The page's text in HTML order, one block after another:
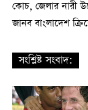
কোচ, জেলার নারী
জানব বাংলাদেশ
সংশ্লিষ্ট সংবাদ: